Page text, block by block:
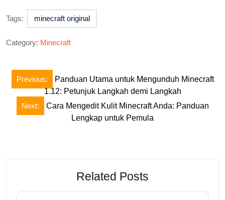
Tags: minecraft original
Category: Minecraft
Post
navigation
Previous:
Panduan Utama untuk Mengunduh Minecraft
1.12: Petunjuk Langkah demi Langkah
Next:
Cara Mengedit Kulit Minecraft Anda: Panduan
Lengkap untuk Pemula
Related Posts